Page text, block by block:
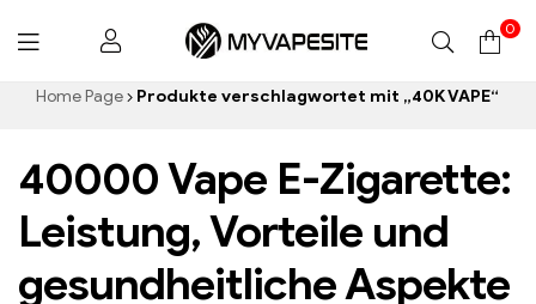
Myvapesite.de
0
Home Page Produkte verschlagwortet mit „40K VAPE“
40000 Vape E-Zigarette:
Leistung, Vorteile und
gesundheitliche Aspekte